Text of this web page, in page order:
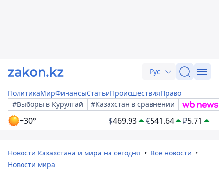
Рус
ПолитикаМирФинансыСтатьиПроисшествияПраво
#Выборы в Курултай
#Казахстан в сравнении
+30° $469.93 €541.64 ₽5.71
Новости Казахстана и мира на сегодня
Все новости
Новости мира